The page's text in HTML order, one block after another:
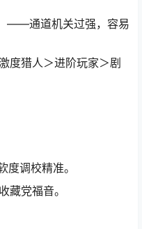
——通道机关过强，容易
度猎人＞进阶玩家＞剧
度调校精准。
藏党福音。